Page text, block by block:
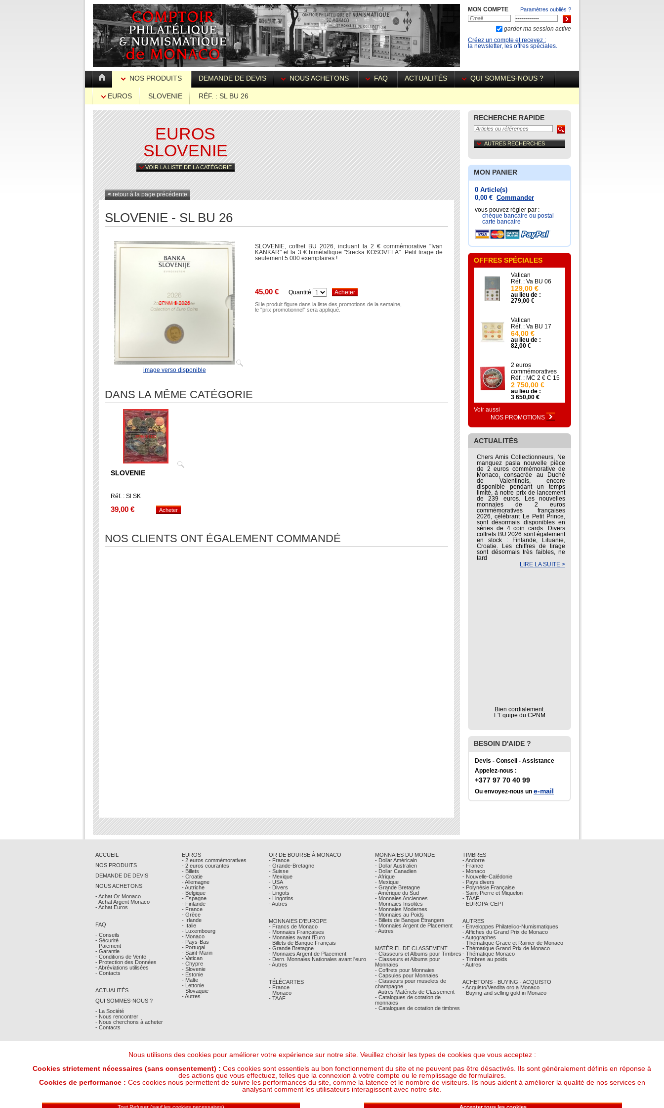
MON COMPTE Paramètres oubliés ?
garder ma session active
Créez un compte et recevez :
la newsletter, les offres spéciales.
NOS PRODUITS DEMANDE DE DEVIS NOUS ACHETONS FAQ ACTUALITÉS QUI SOMMES-NOUS ?
EUROS SLOVENIE RÉF. : SL BU 26
EUROS
SLOVENIE
VOIR LA LISTE DE LA CATÉGORIE
< retour à la page précédente
SLOVENIE - SL BU 26
image verso disponible
SLOVENIE, coffret BU 2026, incluant la 2 € commémorative "Ivan
KANKAR" et la 3 € bimétallique "Srecka KOSOVELA". Petit tirage de
seulement 5.000 exemplaires !
45,00 € Quantité
Si le produit figure dans la liste des promotions de la semaine,
le "prix promotionnel" sera appliqué.
DANS LA MÊME CATÉGORIE
SLOVENIE
Réf. : Sl SK
39,00 €
NOS CLIENTS ONT ÉGALEMENT COMMANDÉ
RECHERCHE RAPIDE
AUTRES RECHERCHES
MON PANIER
0 Article(s)
0,00 € Commander
vous pouvez régler par :
chéque bancaire ou postal
carte bancaire
OFFRES SPÉCIALES
Vatican
Réf. : Va BU 06
129,00 €
au lieu de :
279,00 €
Vatican
Réf. : Va BU 17
64,00 €
au lieu de :
82,00 €
2 euros
commémoratives
Réf. : MC 2 € C 15
2 750,00 €
au lieu de :
3 650,00 €
Voir aussi
NOS PROMOTIONS
ACTUALITÉS
Chers Amis Collectionneurs, Ne
manquez pasla nouvelle pièce
de 2 euros commémorative de
Monaco, consacrée au Duché
de Valentinois, encore
disponible pendant un temps
limité, à notre prix de lancement
de 239 euros. Les nouvelles
monnaies de 2 euros
commémoratives françaises
2026, célébrant Le Petit Prince,
sont désormais disponibles en
séries de 4 coin cards. Divers
coffrets BU 2026 sont également
en stock : Finlande, Lituanie,
Croatie. Les chiffres de tirage
sont désormais très faibles, ne
tard
LIRE LA SUITE >
Bien cordialement.
L'Equipe du CPNM
BESOIN D'AIDE ?
Devis - Conseil - Assistance
Appelez-nous :
+377 97 70 40 99
Ou envoyez-nous un e-mail
ACCUEIL
NOS PRODUITS
DEMANDE DE DEVIS
NOUS ACHETONS
- Achat Or Monaco
- Achat Argent Monaco
- Achat Euros
FAQ
- Conseils
- Sécurité
- Paiement
- Garantie
- Conditions de Vente
- Protection des Données
- Abréviations utilisées
- Contacts
ACTUALITÉS
QUI SOMMES-NOUS ?
- La Société
- Nous rencontrer
- Nous cherchons à acheter
- Contacts
EUROS
- 2 euros commémoratives
- 2 euros courantes
- Billets
- Croatie
- Allemagne
- Autriche
- Belgique
- Espagne
- Finlande
- France
- Grèce
- Irlande
- Italie
- Luxembourg
- Monaco
- Pays-Bas
- Portugal
- Saint-Marin
- Vatican
- Chypre
- Slovenie
- Estonie
- Malte
- Lettonie
- Slovaquie
- Autres
OR DE BOURSE À MONACO
- France
- Grande-Bretagne
- Suisse
- Mexique
- USA
- Divers
- Lingots
- Lingotins
- Autres
MONNAIES D'EUROPE
- Francs de Monaco
- Monnaies Françaises
- Monnaies avant l'Euro
- Billets de Banque Français
- Grande Bretagne
- Monnaies Argent de Placement
- Dern. Monnaies Nationales avant l'euro
- Autres
TÉLÉCARTES
- France
- Monaco
- TAAF
MONNAIES DU MONDE
- Dollar Américain
- Dollar Australien
- Dollar Canadien
- Afrique
- Mexique
- Grande Bretagne
- Amérique du Sud
- Monnaies Anciennes
- Monnaies Insolites
- Monnaies Modernes
- Monnaies au Poids
- Billets de Banque Étrangers
- Monnaies Argent de Placement
- Autres
MATÉRIEL DE CLASSEMENT
- Classeurs et Albums pour Timbres
- Classeurs et Albums pour
Monnaies
- Coffrets pour Monnaies
- Capsules pour Monnaies
- Classeurs pour muselets de
champagne
- Autres Matériels de Classement
- Catalogues de cotation de
monnaies
- Catalogues de cotation de timbres
TIMBRES
- Andorre
- France
- Monaco
- Nouvelle-Calédonie
- Pays divers
- Polynésie Française
- Saint-Pierre et Miquelon
- TAAF
- EUROPA-CEPT
AUTRES
- Enveloppes Philatelico-Numismatiques
- Affiches du Grand Prix de Monaco
- Autographes
- Thématique Grace et Rainier de Monaco
- Thématique Grand Prix de Monaco
- Thématique Monaco
- Timbres au poids
- Autres
ACHETONS - BUYING - ACQUISTO
- Acquisto/Vendita oro a Monaco
- Buying and selling gold in Monaco
Mentions Légales- © Comptoir Philatelique et Numismatique de Monaco 2026
Nous utilisons des cookies pour améliorer votre expérience sur notre site. Veuillez choisir les types de cookies que vous acceptez :
Cookies strictement nécessaires (sans consentement) : Ces cookies sont essentiels au bon fonctionnement du site et ne peuvent pas être désactivés. Ils sont généralement définis en réponse à
des actions que vous effectuez, telles que la connexion à votre compte ou le remplissage de formulaires.
Cookies de performance : Ces cookies nous permettent de suivre les performances du site, comme la latence et le nombre de visiteurs. Ils nous aident à améliorer la qualité de nos services en
analysant comment les utilisateurs interagissent avec notre site.